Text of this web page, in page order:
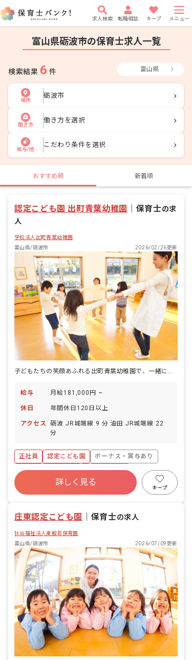
求人検索 転職相談 キープ メニュー
富山県砺波市の保育士求人一覧
検索結果 6 件 富山県
場所
砺波市
働き方
働き方を選択
給与/他
こだわり条件を選択
おすすめ順 新着順
認定こども園 出町青葉幼稚園 保育士の求
人
学校法人出町青葉幼稚園
富山県/砺波市
2026/02/26更新
子どもたちの笑顔あふれる出町青葉幼稚園で、一緒に成長しませんか？
給与 月給181,000円 ~
休日 年間休日120日以上
アクセス
砺波 JR城端線 9 分 油田 JR城端線 22
分
正社員 認定こども園
ボーナス・賞与あり
年間休日120日以上
社会保険完備
詳しく見る
キープ
庄東認定こども園 保育士の求人
社会福祉法人東般若保育園
富山県/砺波市
2026/07/09更新